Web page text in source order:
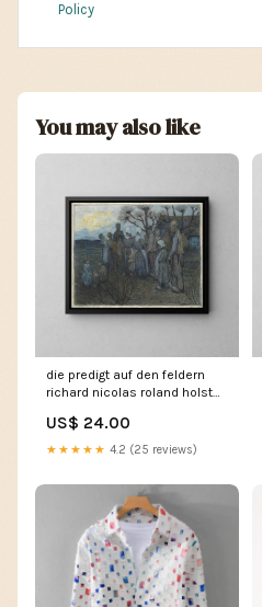
Policy
You may also like
die predigt auf den feldern
richard nicolas roland holst
US$ 24.00
★★★★★ 4.2 (25 reviews)